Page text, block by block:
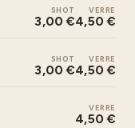
SHOT
3,00 €
VERRE
4,50 €
SHOT
3,00 €
VERRE
4,50 €
VERRE
4,50 €